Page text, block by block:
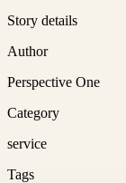
Story details
Author
Perspective One
Category
service
Tags